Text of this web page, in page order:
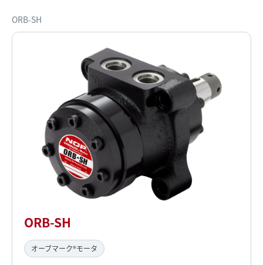
ORB-SH
ORB-SH
オーブマーク®モータ